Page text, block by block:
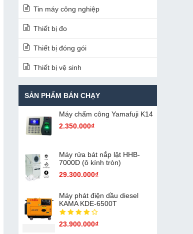
Tin máy công nghiệp
Thiết bị đo
Thiết bị đóng gói
Thiết bị vệ sinh
SẢN PHẨM BÁN CHẠY
Máy chấm cô​ng Yamafuji K14
2.350.000₫
Máy rửa bát nắp lật HHB-
7000D (ô kính tròn)
29.300.000₫
Máy phát điện dầu diesel
KAMA KDE-6500T
23.900.000₫